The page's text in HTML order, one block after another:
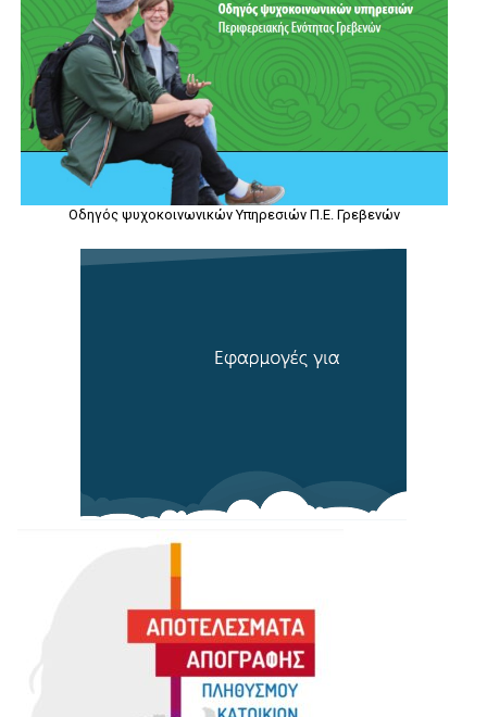
Οδηγός ψυχοκοινωνικών Υπηρεσιών Π.Ε. Γρεβενών